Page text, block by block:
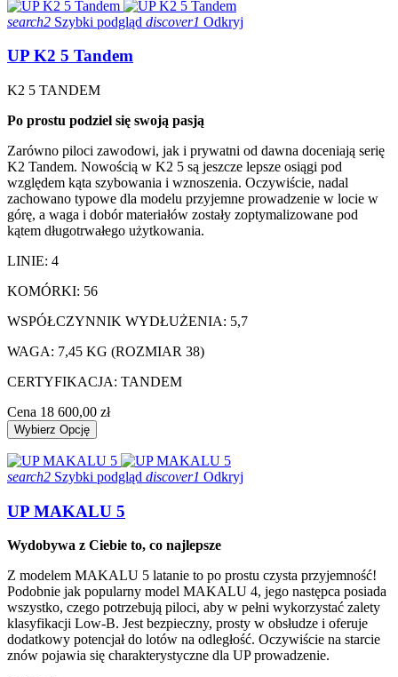
search2 Szybki podgląd discover1 Odkryj
UP K2 5 Tandem
K2 5 TANDEM
Po prostu podziel się swoją pasją
Zarówno piloci zawodowi, jak i prywatni od dawna doceniają serię
K2 Tandem. Nowością w K2 5 są jeszcze lepsze osiągi pod
względem kąta szybowania i wznoszenia. Oczywiście, nadal
zachowano typowe dla modelu przyjemne prowadzenie w locie w
górę, a waga i dobór materiałów zostały zoptymalizowane pod
kątem długotrwałego użytkowania.
LINIE: 4
KOMÓRKI: 56
WSPÓŁCZYNNIK WYDŁUŻENIA: 5,7
WAGA: 7,45 KG (ROZMIAR 38)
CERTYFIKACJA: TANDEM
Cena 18 600,00 zł
Wybierz Opcję
search2 Szybki podgląd discover1 Odkryj
UP MAKALU 5
Wydobywa z Ciebie to, co najlepsze
Z modelem MAKALU 5 latanie to po prostu czysta przyjemność!
Podobnie jak popularny model MAKALU 4, jego następca posiada
wszystko, czego potrzebują piloci, aby w pełni wykorzystać zalety
klasyfikacji Low-B. Jest bezpieczny, prosty w obsłudze i oferuje
dodatkowy potencjał do lotów na odległość. Oczywiście na starcie
znów pojawia się charakterystyczne dla UP prowadzenie.